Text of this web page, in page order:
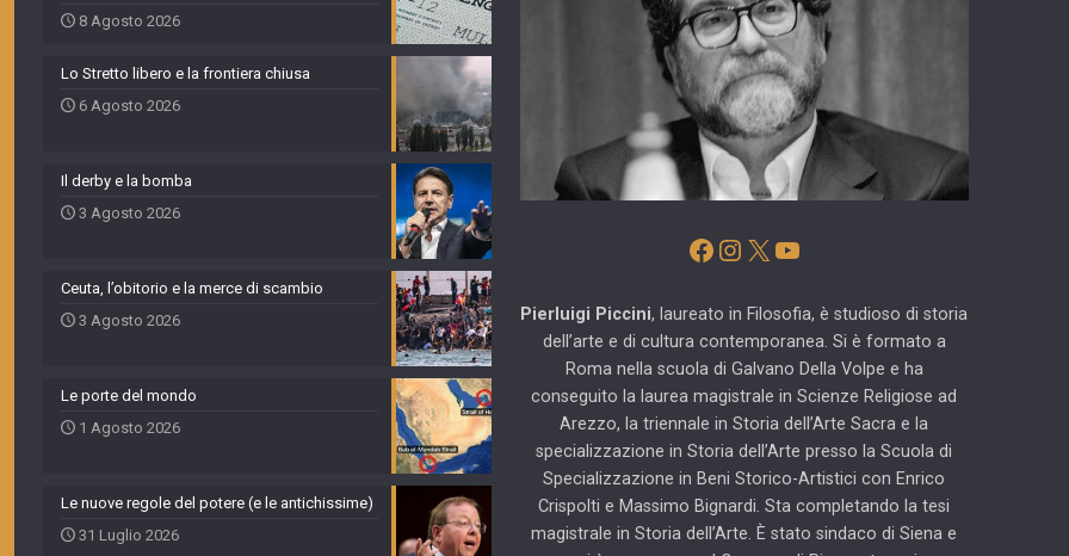
8 Agosto 2026
Lo Stretto libero e la frontiera chiusa
6 Agosto 2026
Il derby e la bomba
3 Agosto 2026
Ceuta, l’obitorio e la merce di scambio
3 Agosto 2026
Le porte del mondo
1 Agosto 2026
Le nuove regole del potere (e le antichissime)
31 Luglio 2026
Facebook
Instagram
X YouTube
Pierluigi Piccini, laureato in Filosofia, è studioso di storia
dell’arte e di cultura contemporanea. Si è formato a
Roma nella scuola di Galvano Della Volpe e ha
conseguito la laurea magistrale in Scienze Religiose ad
Arezzo, la triennale in Storia dell’Arte Sacra e la
specializzazione in Storia dell’Arte presso la Scuola di
Specializzazione in Beni Storico-Artistici con Enrico
Crispolti e Massimo Bignardi. Sta completando la tesi
magistrale in Storia dell’Arte. È stato sindaco di Siena e